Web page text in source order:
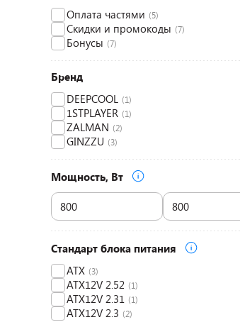
Оплата частями (5)
Скидки и промокоды (7)
Бонусы (7)
Бренд
DEEPCOOL (1)
1STPLAYER (1)
ZALMAN (2)
GINZZU (3)
Мощность, Вт
Стандарт блока питания
ATX (3)
ATX12V 2.52 (1)
ATX12V 2.31 (1)
ATX12V 2.3 (2)